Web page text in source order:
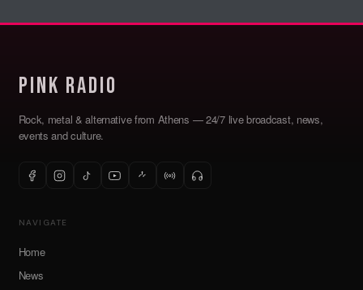
Pink Radio
Rock, metal & alternative from Athens — 24/7 live broadcast, news,
events and culture.
NAVIGATE
Home
News